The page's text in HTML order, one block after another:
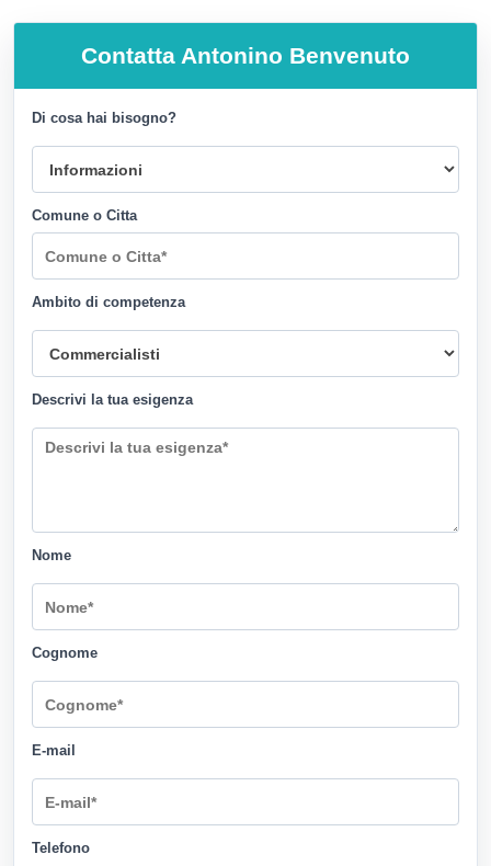
Contatta Antonino Benvenuto
Di cosa hai bisogno?
Comune o Citta
Ambito di competenza
Descrivi la tua esigenza
Nome
Cognome
E-mail
Telefono